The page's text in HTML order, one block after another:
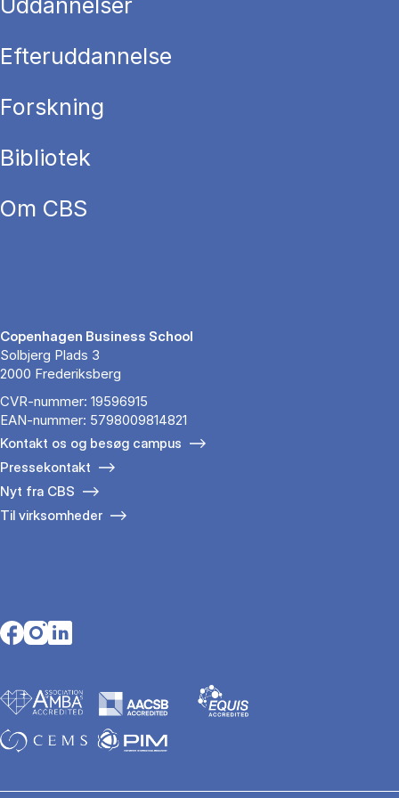
Uddannelser
Efteruddannelse
Forskning
Bibliotek
Om CBS
Copenhagen Business School
Solbjerg Plads 3
2000 Frederiksberg
CVR-nummer: 19596915
EAN-nummer: 5798009814821
Kontakt os og besøg campus
Pressekontakt
Nyt fra CBS
Til virksomheder
Opens in a new tab
Opens in a new tab
Opens in a new tab